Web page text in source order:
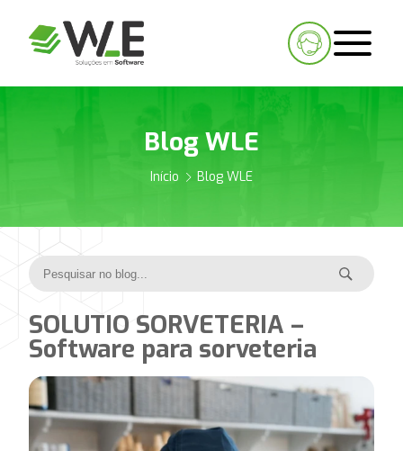
Blog WLE
Início Blog WLE
SOLUTIO SORVETERIA –
Software para sorveteria